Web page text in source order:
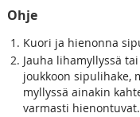
Ohje
Kuori ja hienonna
Jauha lihamyllyssä
joukkoon sipulihake,
myllyssä ainakin
varmasti hienontuvat.